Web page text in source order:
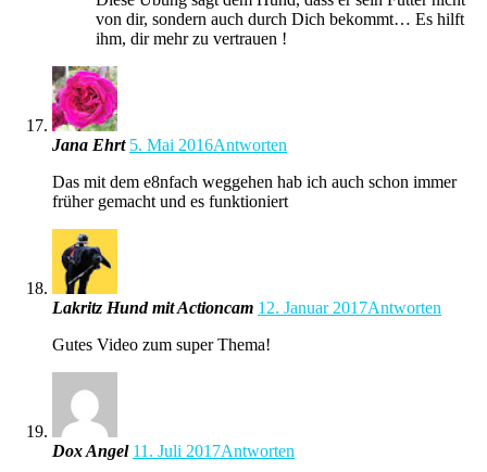
von dir, sondern auch durch Dich bekommt… Es hilft
ihm, dir mehr zu vertrauen !
Jana Ehrt 5. Mai 2016Antworten
Das mit dem e8nfach weggehen hab ich auch schon immer
früher gemacht und es funktioniert
Lakritz Hund mit Actioncam 12. Januar 2017Antworten
Gutes Video zum super Thema!
Dox Angel 11. Juli 2017Antworten